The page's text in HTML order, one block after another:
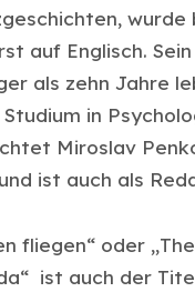
auf Englisch.
als zehn Jahre
in
Miroslav
ist auch als
fliegen“ oder
ist auch der